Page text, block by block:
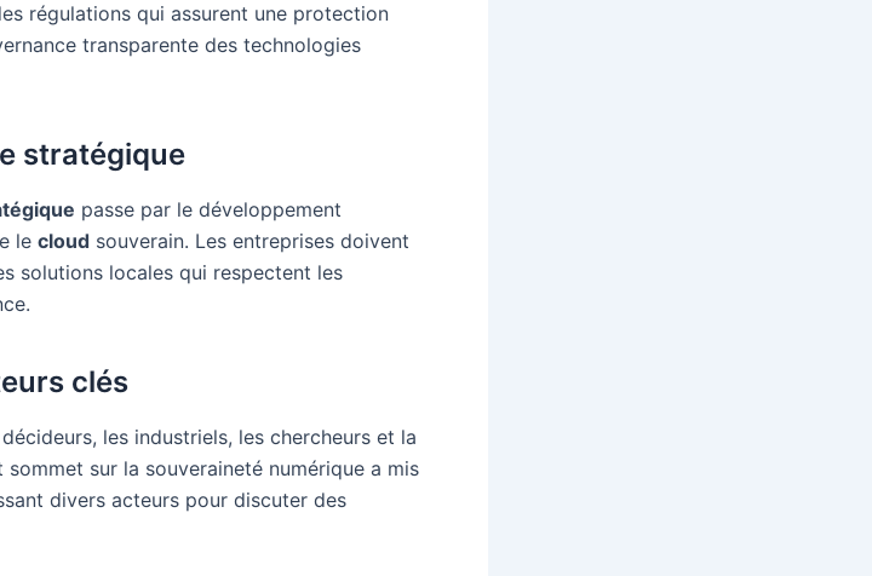
régulations qui assurent une protection
transparente des technologies
stratégique
passe par le développement
le cloud souverain. Les entreprises doivent
solutions locales qui respectent les
clés
les industriels, les chercheurs et la
sur la souveraineté numérique a mis
divers acteurs pour discuter des